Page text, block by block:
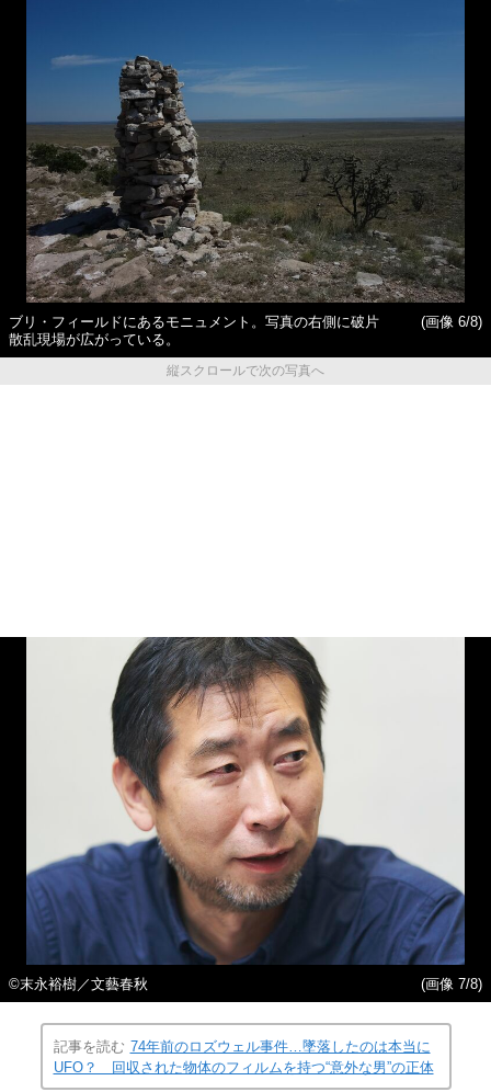
ブリ・フィールドにあるモニュメント。写真の右側に破片
散乱現場が広がっている。
(画像 6/8)
縦スクロールで次の写真へ
©末永裕樹／文藝春秋 (画像 7/8)
記事を読む 74年前のロズウェル事件…墜落したのは本当に
UFO？ 回収された物体のフィルムを持つ“意外な男”の正体